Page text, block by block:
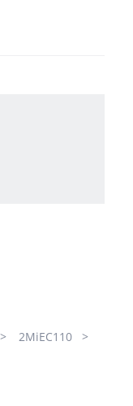
2MiEC110